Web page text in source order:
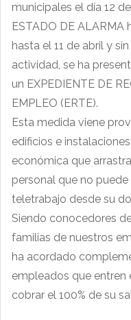
municipales el día 12
ESTADO DE
hasta el 11 de abril y
actividad, se ha
un EXPEDIENTE DE
EMPLEO (ERTE).
Esta medida viene
edificios e
económica que
personal que no
teletrabajo desde su
Siendo conocedores
familias de nuestros
ha acordado
empleados que entren
cobrar el 100% de su